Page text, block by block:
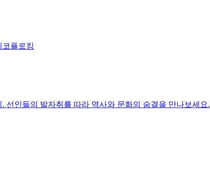
플로킹
선인들의 발자취를 따라 역사와 문화의 숨결을 만나보세요.